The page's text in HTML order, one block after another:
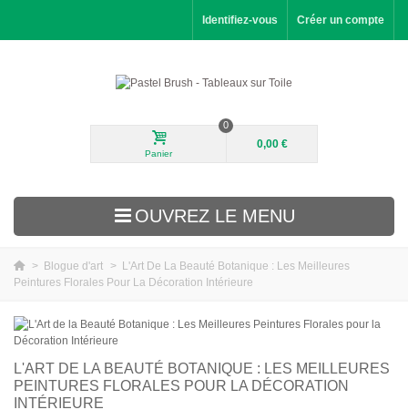
Identifiez-vous Créer un compte
Panier
0
0,00 €
OUVREZ LE MENU
Nouveautés
Paysages
Fleurs
Portraits
> Blogue d'art > L'Art De La Beauté Botanique : Les Meilleures
Peintures Florales Pour La Décoration Intérieure
L'ART DE LA BEAUTÉ BOTANIQUE : LES MEILLEURES
PEINTURES FLORALES POUR LA DÉCORATION
INTÉRIEURE